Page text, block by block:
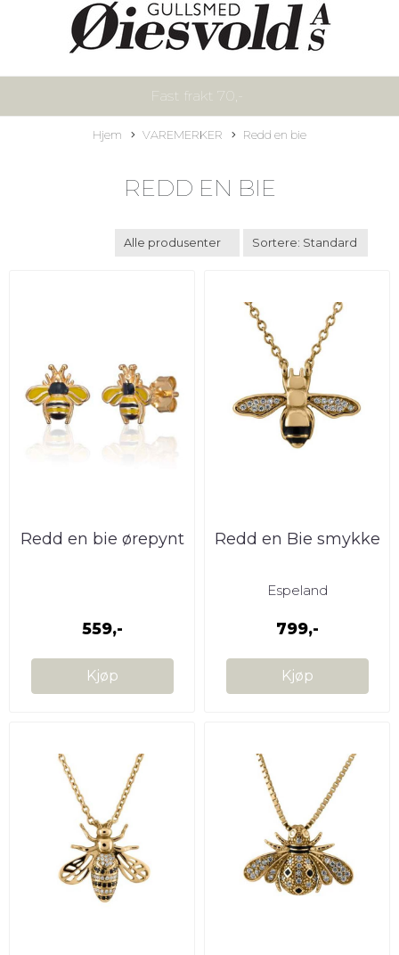
Fast frakt 70,-
Hjem VAREMERKER Redd en bie
REDD EN BIE
Redd en bie ørepynt
559,-
Kjøp
Redd en Bie smykke
Espeland
799,-
Kjøp